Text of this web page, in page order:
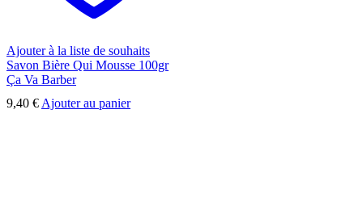
Ajouter à la liste de souhaits
Savon Bière Qui Mousse 100gr
Ça Va Barber
9,40 € Ajouter au panier